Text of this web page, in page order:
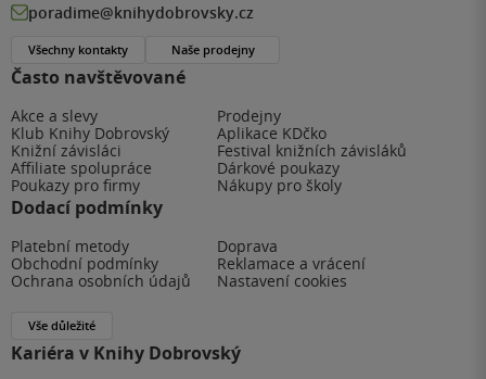
Často navštěvované
Akce a slevy
Prodejny
Klub Knihy Dobrovský
Aplikace KDčko
Knižní závisláci
Festival knižních závisláků
Affiliate spolupráce
Dárkové poukazy
Poukazy pro firmy
Nákupy pro školy
Dodací podmínky
Platební metody
Doprava
Obchodní podmínky
Reklamace a vrácení
Ochrana osobních údajů
Nastavení cookies
Vše důležité
Kariéra v Knihy Dobrovský
poradime@knihydobrovsky.cz
Všechny kontakty Naše prodejny